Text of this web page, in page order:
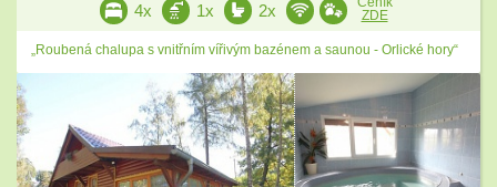
4x 1x 2x
ZDE
„Roubená chalupa s vnitřním vířivým bazénem a saunou - Orlické hory“